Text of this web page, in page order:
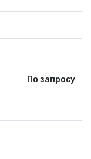
По запросу